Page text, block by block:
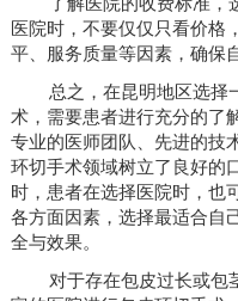
医院时，不要仅仅只看价格
平、服务质量等因素，确保
总之，在昆明地区选择
术，需要患者进行充分的了
专业的医师团队、先进的技
环切手术领域树立了良好的
时，患者在选择医院时，也
各方面因素，选择最适合自
全与效果。
对于存在包皮过长或包